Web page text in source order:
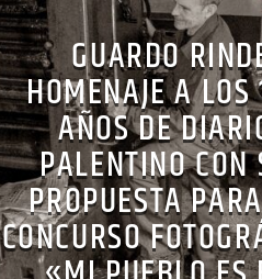
GUARDO
HOMENAJE A
AÑOS DE
PALENTINO CON
PROPUESTA
CONCURSO